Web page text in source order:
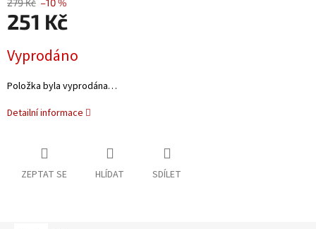
279 Kč –10 %
251 Kč
cena:
Vyprodáno
Položka byla vyprodána…
Detailní informace
ZEPTAT SE HLÍDAT SDÍLET